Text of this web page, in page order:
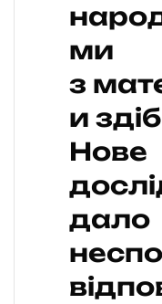
ми
з
и
Нове
дало